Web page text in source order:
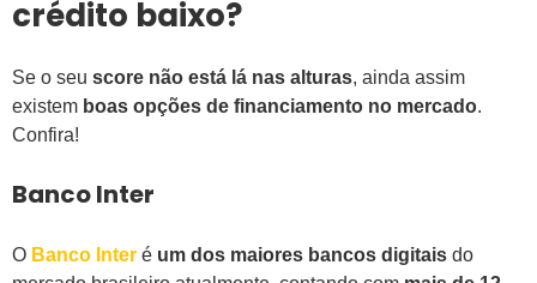
crédito baixo?
Se o seu score não está lá nas alturas, ainda assim
existem boas opções de financiamento no mercado.
Confira!
Banco Inter
O Banco Inter é um dos maiores bancos digitais do